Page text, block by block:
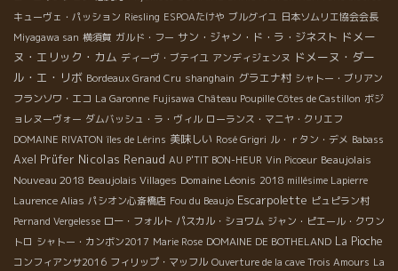
キューヴェ・パッション Riesling ESPOAたけや ブルグイユ 日本ソムリエ協会会長
Miyagawa san 横須賀 ガルド・フー サン・ジャン・ド・ラ・ジネスト ドメー
ヌ・エリック・カム ディーヴ・ブテイユ アンディジェンヌ ドメーヌ・ダー
ル・エ・リボ Bordeaux Grand Cru shanghain グラエナ村 シャトー・ブリアン
フランソワ・エコ La Garonne Fujisawa Château Poupille Côtes de Castillon ボジ
ョレヌーヴォー ダムバッシュ・ラ・ヴィル ローランス・マニヤ・クリエフ
DOMAINE RIVATON îles de Lérins 美味しい Rosé Grigri ル・ｒタン・デメ Babass
Axel Prüfer Nicolas Renaud AU P'TIT BON-HEUR Vin Picoeur Beaujolais
Nouveau 2018 Beaujolais Villages Domaine Léonis 2018 millésime Lapierre
Laurence Alias パシオン心斎橋店 Fou du Beaujo Escarpolette ピュピラン村
Pernand Vergelesse ロー・フォルト パスカル・ショワム ジャン・ピエール・クワン
トロ シャトー・カンボン2017 Marie Rose DOMAINE DE BOTHELAND La Pioche
コンフィアンサ2016 フィリップ・マッフル Ouverture de la cave Trois Amours La